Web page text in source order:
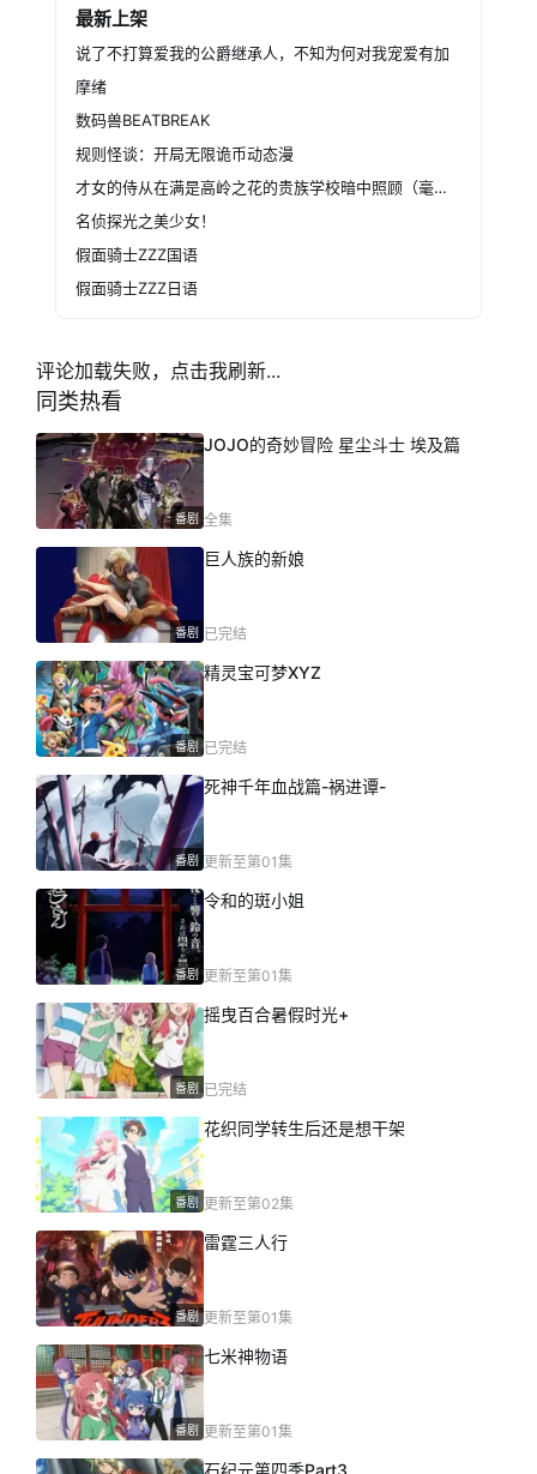
最新上架
说了不打算爱我的公爵继承人，不知为何对我宠爱有加
摩绪
数码兽BEATBREAK
规则怪谈：开局无限诡币动态漫
才女的侍从在满是高岭之花的贵族学校暗中照顾（毫无生活自理能力的）学院第一大小姐
名侦探光之美少女！
假面骑士ZZZ国语
假面骑士ZZZ日语
评论加载失败，点击我刷新...
同类热看
番剧
JOJO的奇妙冒险 星尘斗士 埃及篇
全集
番剧
巨人族的新娘
已完结
番剧
精灵宝可梦XYZ
已完结
番剧
死神千年血战篇-祸进谭-
更新至第01集
番剧
令和的斑小姐
更新至第01集
番剧
摇曳百合暑假时光+
已完结
番剧
花织同学转生后还是想干架
更新至第02集
番剧
雷霆三人行
更新至第01集
番剧
七米神物语
更新至第01集
石纪元第四季Part3